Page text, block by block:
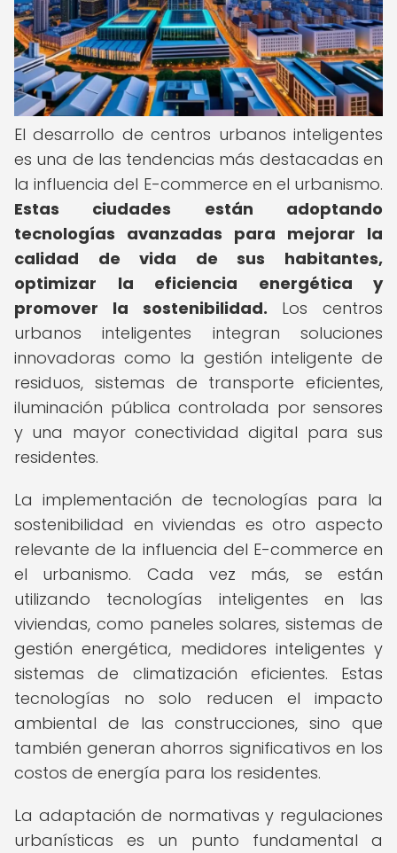
El desarrollo de centros urbanos inteligentes
es una de las tendencias más destacadas en
la influencia del E-commerce en el urbanismo.
Estas ciudades están adoptando
tecnologías avanzadas para mejorar la
calidad de vida de sus habitantes,
optimizar la eficiencia energética y
promover la sostenibilidad. Los centros
urbanos inteligentes integran soluciones
innovadoras como la gestión inteligente de
residuos, sistemas de transporte eficientes,
iluminación pública controlada por sensores
y una mayor conectividad digital para sus
residentes.
La implementación de tecnologías para la
sostenibilidad en viviendas es otro aspecto
relevante de la influencia del E-commerce en
el urbanismo. Cada vez más, se están
utilizando tecnologías inteligentes en las
viviendas, como paneles solares, sistemas de
gestión energética, medidores inteligentes y
sistemas de climatización eficientes. Estas
tecnologías no solo reducen el impacto
ambiental de las construcciones, sino que
también generan ahorros significativos en los
costos de energía para los residentes.
La adaptación de normativas y regulaciones
urbanísticas es un punto fundamental a